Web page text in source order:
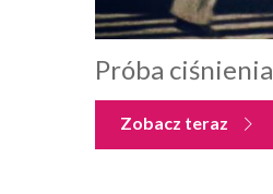
Próba ciśnienia
Zobacz teraz